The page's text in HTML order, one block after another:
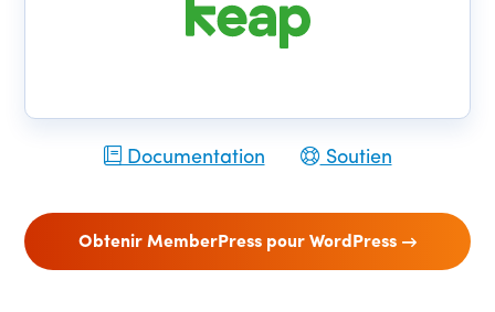
Documentation Soutien
Obtenir MemberPress pour WordPress